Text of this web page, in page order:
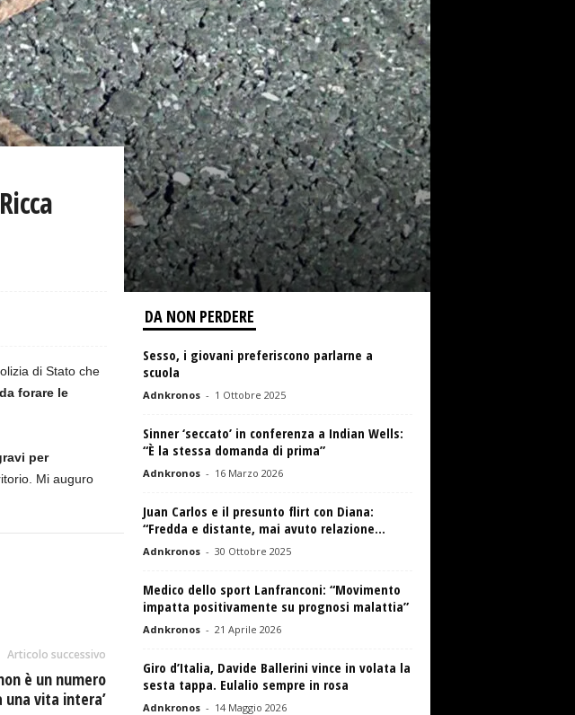
di Stato che
forare le
per
Mi auguro
Articolo successivo
è un numero
una vita intera’
DA NON PERDERE
Sesso, i giovani preferiscono parlarne a
scuola
Adnkronos - 1 Ottobre 2025
Sinner ‘seccato’ in conferenza a Indian Wells:
“È la stessa domanda di prima”
Adnkronos - 16 Marzo 2026
Juan Carlos e il presunto flirt con Diana:
“Fredda e distante, mai avuto relazione...
Adnkronos - 30 Ottobre 2025
Medico dello sport Lanfranconi: “Movimento
impatta positivamente su prognosi malattia”
Adnkronos - 21 Aprile 2026
Giro d’Italia, Davide Ballerini vince in volata la
sesta tappa. Eulalio sempre in rosa
Adnkronos - 14 Maggio 2026